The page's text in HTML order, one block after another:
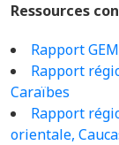
Ressources
Rapport
Rapport
Caraïbes
Rapport
orientale,